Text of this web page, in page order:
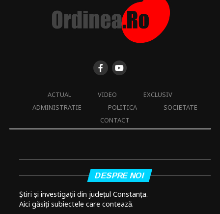
ACTUAL VIDEO
EXCLUSIV
ADMINISTRATIE
POLITICA
SOCIETATE
CONTACT
DESPRE NOI
Știri și investigații din județul Constanța.
Aici găsiți subiectele care contează.